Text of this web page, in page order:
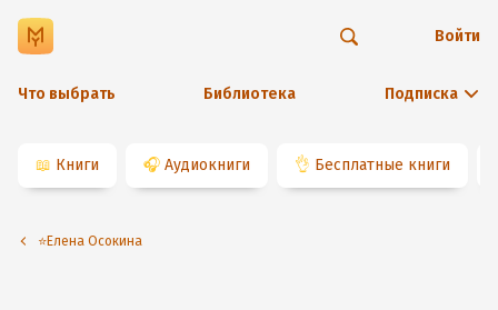
Что выбрать Библиотека Подписка
Войти
📖 Книги 🎧 Аудиокниги 👌 Бесплатные книги
⭐️Елена Осокина